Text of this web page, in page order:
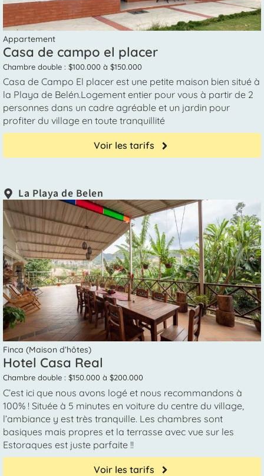
Appartement
Casa de campo el placer
Chambre double : $100.000 à $150.000
Casa de Campo El placer est une petite maison bien situé à
la Playa de Belén.Logement entier pour vous à partir de 2
personnes dans un cadre agréable et un jardin pour
profiter du village en toute tranquillité
Voir les tarifs
La Playa de Belen
Finca (Maison d’hôtes)
Hotel Casa Real
Chambre double : $150.000 à $200.000
C’est ici que nous avons logé et nous recommandons à
100% ! Située à 5 minutes en voiture du centre du village,
l’ambiance y est très tranquille. Les chambres sont
basiques mais propres et la terrasse avec vue sur les
Estoraques est juste parfaite !!
Voir les tarifs